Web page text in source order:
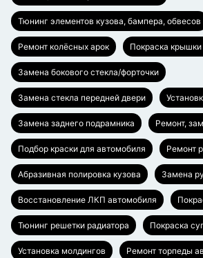
Тюнинг элементов кузова, бампера, обвесов
Ремонт колёсных арок Покраска
Замена бокового стекла/форточки
Замена стекла передней двери
Замена заднего подрамника Ремонт,
Подбор краски для автомобиля Ремонт
Абразивная полировка кузова Замена
Восстановление ЛКП автомобиля
Тюнинг решетки радиатора Покраска
Установка молдингов Ремонт торпеды